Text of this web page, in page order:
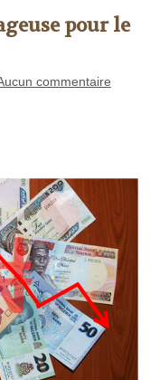
pour le
commentaire